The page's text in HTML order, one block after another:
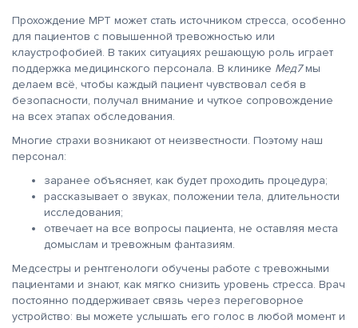
Прохождение МРТ может стать источником стресса, особенно
для пациентов с повышенной тревожностью или
клаустрофобией. В таких ситуациях решающую роль играет
поддержка медицинского персонала. В клинике Мед7мы
делаем всё, чтобы каждый пациент чувствовал себя в
безопасности, получал внимание и чуткое сопровождение
на всех этапах обследования.
Многие страхи возникают от неизвестности. Поэтому наш
персонал:
заранее объясняет, как будет проходить процедура;
рассказывает о звуках, положении тела, длительности
исследования;
отвечает на все вопросы пациента, не оставляя места
домыслам и тревожным фантазиям.
Медсестры и рентгенологи обучены работе с тревожными
пациентами и знают, как мягко снизить уровень стресса. Врач
постоянно поддерживает связь через переговорное
устройство: вы можете услышать его голос в любой момент и